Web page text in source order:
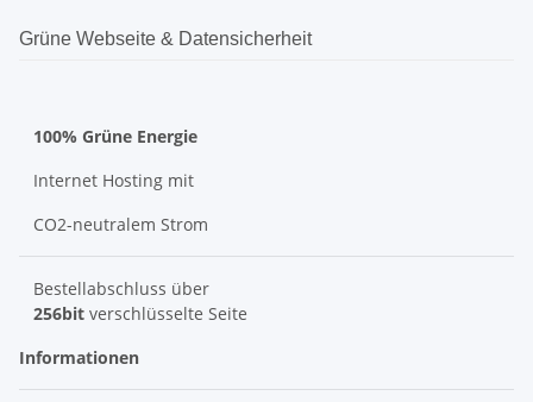
Grüne Webseite & Datensicherheit
100% Grüne Energie
Internet Hosting mit
CO2-neutralem Strom
Bestellabschluss über
256bit verschlüsselte Seite
Informationen